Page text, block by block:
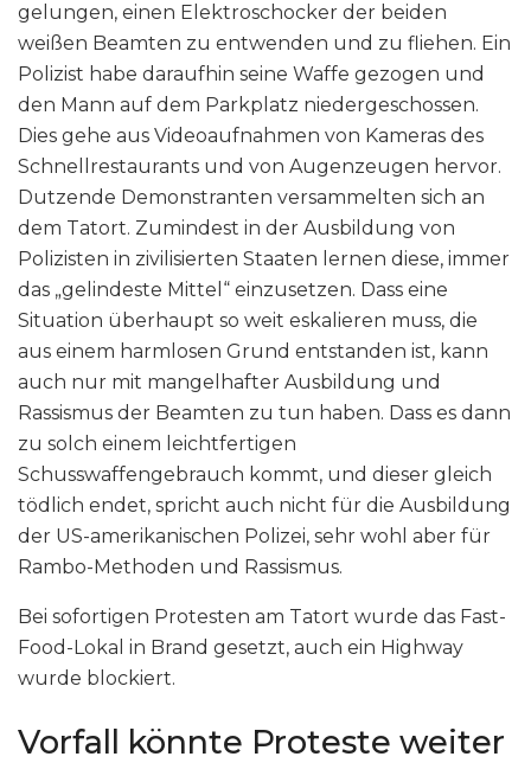
gelungen, einen Elektroschocker der beiden
weißen Beamten zu entwenden und zu fliehen. Ein
Polizist habe daraufhin seine Waffe gezogen und
den Mann auf dem Parkplatz niedergeschossen.
Dies gehe aus Videoaufnahmen von Kameras des
Schnellrestaurants und von Augenzeugen hervor.
Dutzende Demonstranten versammelten sich an
dem Tatort. Zumindest in der Ausbildung von
Polizisten in zivilisierten Staaten lernen diese, immer
das „gelindeste Mittel“ einzusetzen. Dass eine
Situation überhaupt so weit eskalieren muss, die
aus einem harmlosen Grund entstanden ist, kann
auch nur mit mangelhafter Ausbildung und
Rassismus der Beamten zu tun haben. Dass es dann
zu solch einem leichtfertigen
Schusswaffengebrauch kommt, und dieser gleich
tödlich endet, spricht auch nicht für die Ausbildung
der US-amerikanischen Polizei, sehr wohl aber für
Rambo-Methoden und Rassismus.
Bei sofortigen Protesten am Tatort wurde das Fast-
Food-Lokal in Brand gesetzt, auch ein Highway
wurde blockiert.
Vorfall könnte Proteste weiter